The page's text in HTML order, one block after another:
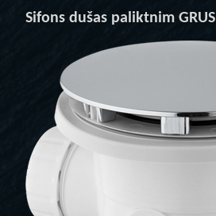
Sifons dušas paliktnim GRUS